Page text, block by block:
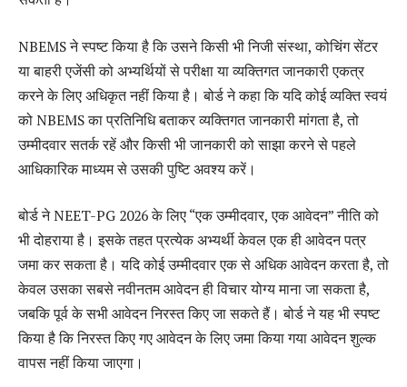
NBEMS ने स्पष्ट किया है कि उसने किसी भी निजी संस्था, कोचिंग सेंटर
या बाहरी एजेंसी को अभ्यर्थियों से परीक्षा या व्यक्तिगत जानकारी एकत्र
करने के लिए अधिकृत नहीं किया है। बोर्ड ने कहा कि यदि कोई व्यक्ति स्वयं
को NBEMS का प्रतिनिधि बताकर व्यक्तिगत जानकारी मांगता है, तो
उम्मीदवार सतर्क रहें और किसी भी जानकारी को साझा करने से पहले
आधिकारिक माध्यम से उसकी पुष्टि अवश्य करें।
बोर्ड ने NEET-PG 2026 के लिए “एक उम्मीदवार, एक आवेदन” नीति को
भी दोहराया है। इसके तहत प्रत्येक अभ्यर्थी केवल एक ही आवेदन पत्र
जमा कर सकता है। यदि कोई उम्मीदवार एक से अधिक आवेदन करता है, तो
केवल उसका सबसे नवीनतम आवेदन ही विचार योग्य माना जा सकता है,
जबकि पूर्व के सभी आवेदन निरस्त किए जा सकते हैं। बोर्ड ने यह भी स्पष्ट
किया है कि निरस्त किए गए आवेदन के लिए जमा किया गया आवेदन शुल्क
वापस नहीं किया जाएगा।